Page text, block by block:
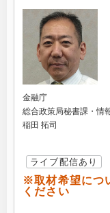
金融庁
総合政策局秘書課・情
稲田 拓司
ライブ配信あり
※取材希望につ
ください